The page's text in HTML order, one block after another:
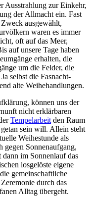
Ausstrahlung zur Einkehr,
der Allmacht ein. Fast
ausgewählt,
waren es immer
oft auf das Meer,
auf unsere Tage haben
erhalten, die
um die Felder, die
selbst die Fasnacht-
alte Weihehandlungen.
können uns der
nicht erklärbaren
Tempelarbeit den Raum
sein will. Allein steht
Weihestunde als
gegen Sonnenaufgang,
im Sonnenlauf das
losgelöste eigene
gemeinschaftliche
durch das
Alltag übergeht.